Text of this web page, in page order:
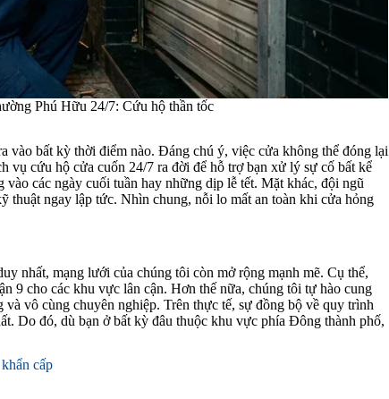
Phú Hữu 24/7: Cứu hộ thần tốc
vào bất kỳ thời điểm nào. Đáng chú ý, việc cửa không thể đóng lại
vụ cứu hộ cửa cuốn 24/7 ra đời để hỗ trợ bạn xử lý sự cố bất kể
các ngày cuối tuần hay những dịp lễ tết. Mặt khác, đội ngũ
thuật ngay lập tức. Nhìn chung, nỗi lo mất an toàn khi cửa hỏng
nhất, mạng lưới của chúng tôi còn mở rộng mạnh mẽ. Cụ thể,
9 cho các khu vực lân cận. Hơn thế nữa, chúng tôi tự hào cung
vô cùng chuyên nghiệp. Trên thực tế, sự đồng bộ về quy trình
Do đó, dù bạn ở bất kỳ đâu thuộc khu vực phía Đông thành phố,
cấp